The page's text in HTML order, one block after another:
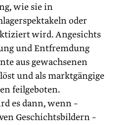
wie sie in
oder
wird. Angesichts
und Entfremdung
aus gewachsenen
und als marktgängige
feilgeboten.
es dann, wenn –
Geschichtsbildern –